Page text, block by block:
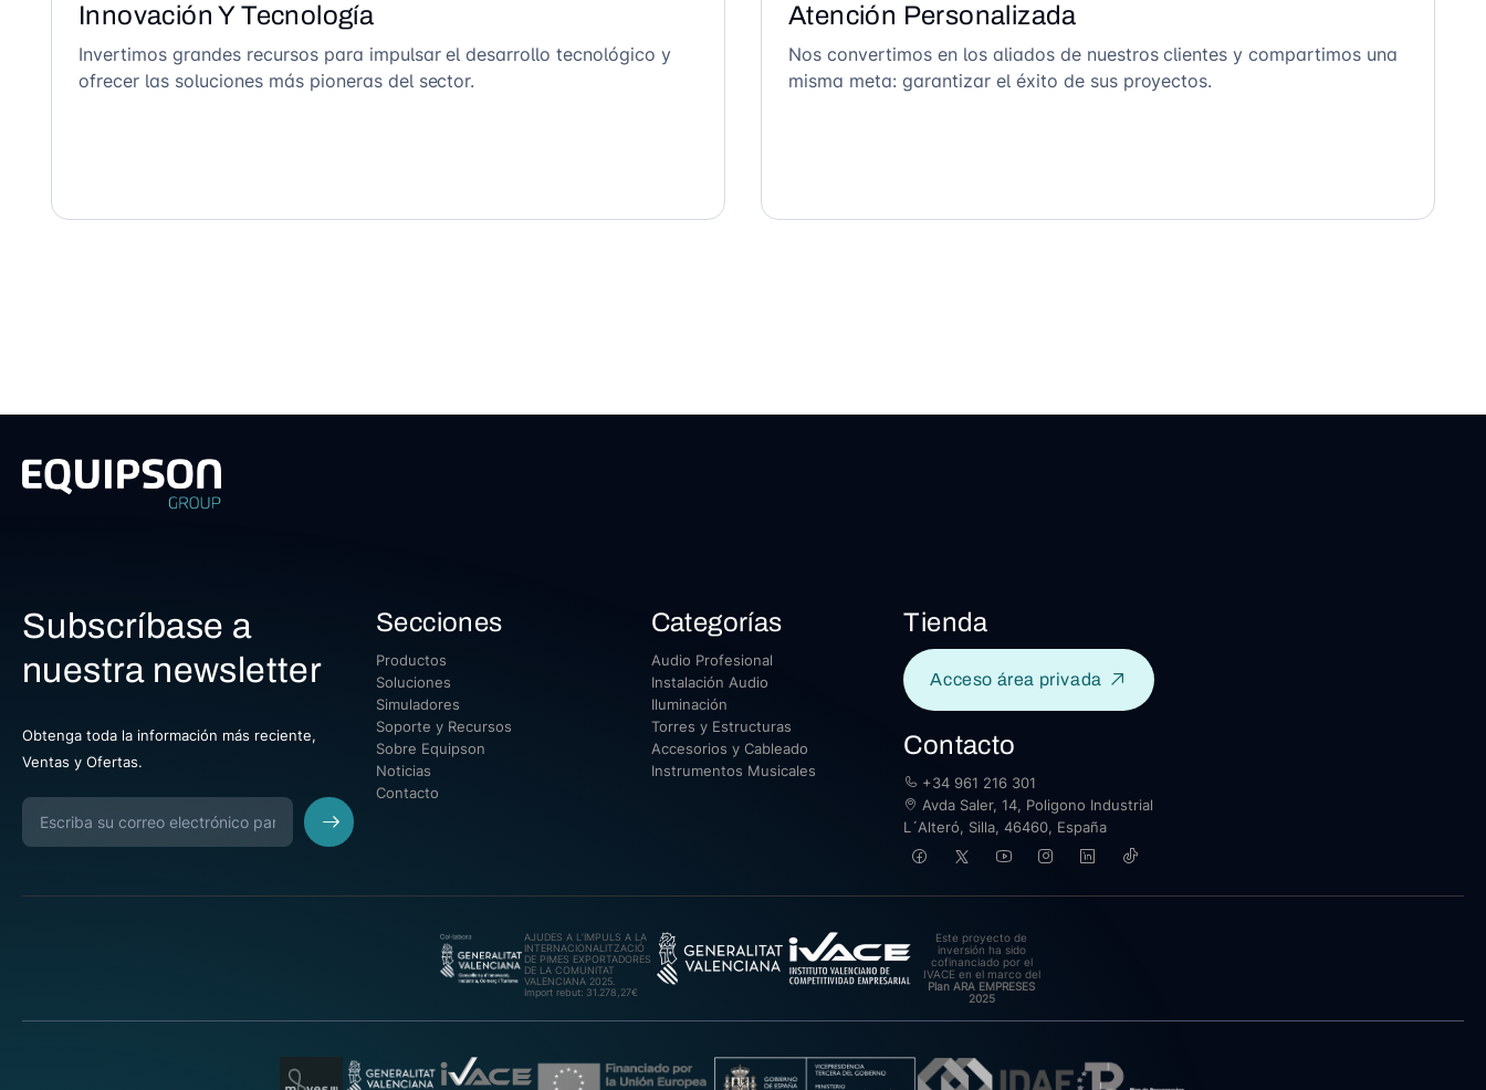
Innovación Y Tecnología
Invertimos grandes recursos para impulsar el desarrollo tecnológico y
ofrecer las soluciones más pioneras del sector.
Atención Personalizada
Nos convertimos en los aliados de nuestros clientes y compartimos una
misma meta: garantizar el éxito de sus proyectos.
Subscríbase a
nuestra newsletter
Obtenga toda la información más reciente,
Ventas y Ofertas.
Secciones
Productos
Soluciones
Simuladores
Soporte y Recursos
Sobre Equipson
Noticias
Contacto
Categorías
Audio Profesional
Instalación Audio
Iluminación
Torres y Estructuras
Accesorios y Cableado
Instrumentos Musicales
Tienda
Acceso área privada
Contacto
+34 961 216 301
Avda Saler, 14, Poligono Industrial
L´Alteró, Silla, 46460, España
AJUDES A L’IMPULS A LA
INTERNACIONALITZACIÓ
DE PIMES EXPORTADORES
DE LA COMUNITAT
VALENCIANA 2025.
Import rebut: 31.278,27€
Este proyecto de
inversión ha sido
cofinanciado por el
IVACE en el marco del
Plan ARA EMPRESES
2025